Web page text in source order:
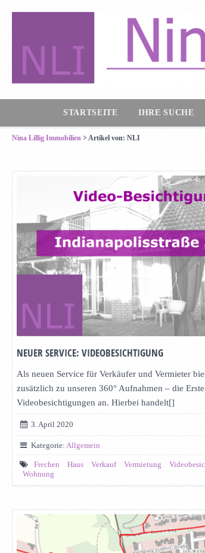
STARTSEITE IHRE SUCHE
Nina Lillig Immobilien > Artikel von: NLI
NEUER SERVICE: VIDEOBESICHTIGUNG
Als neuen Service für Verkäufer und Vermieter
zusätzlich zu unseren 360° Aufnahmen – die
Videobesichtigungen an. Hierbei handelt[]
3. April 2020
Kategorie: Allgemein
Frechen Haus Verkauf Vermietung
Wohnung